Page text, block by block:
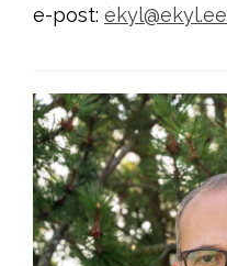
e-post: ekyl@ekyl.ee